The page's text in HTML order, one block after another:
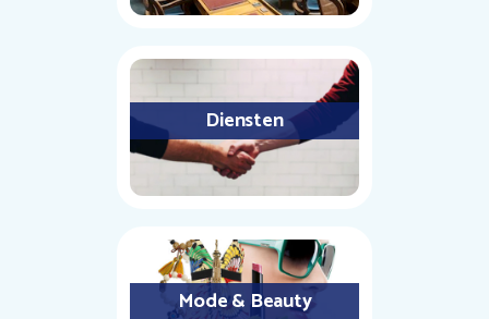
Diensten
Mode & Beauty